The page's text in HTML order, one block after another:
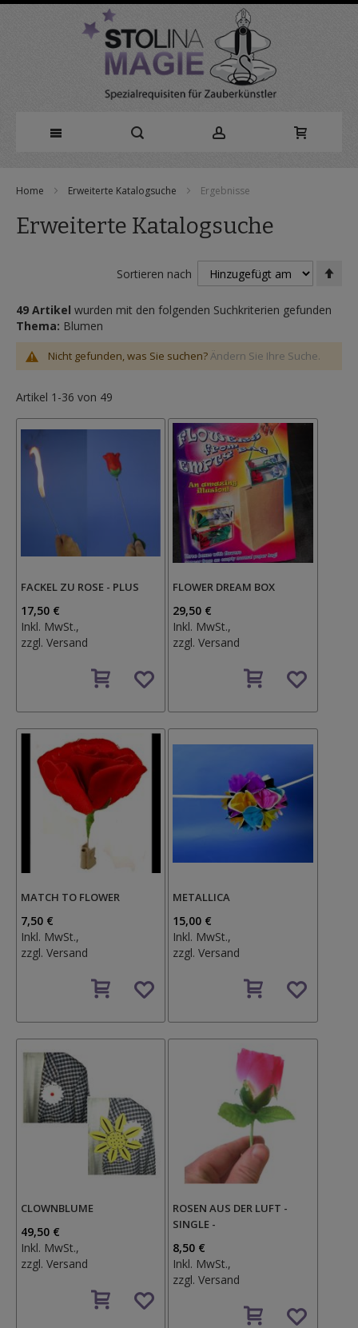
zum
Inhalt
Home Erweiterte Katalogsuche Ergebnisse
Erweiterte Katalogsuche
49 Artikel wurden mit den folgenden Suchkriterien gefunden
Thema: Blumen
Nicht gefunden, was Sie suchen? Ändern Sie Ihre Suche.
Artikel 1 -36 von 49
Sortieren nach
FACKEL ZU ROSE - PLUS
17,50 €
Inkl. MwSt.,
zzgl. Versand
den
FLOWER DREAM BOX
29,50 €
Inkl. MwSt.,
zzgl.Versand
den
MATCH TO FLOWER
7,50 €
Inkl. MwSt.,
zzgl. Versand
den
METALLICA
15,00 €
Inkl. MwSt.,
zzgl.Versand
den
CLOWNBLUME
49,50 €
Inkl. MwSt.,
zzgl. Versand
den
ROSEN AUS DER LUFT -
SINGLE -
8,50 €
Inkl. MwSt.,
zzgl.Versand
den